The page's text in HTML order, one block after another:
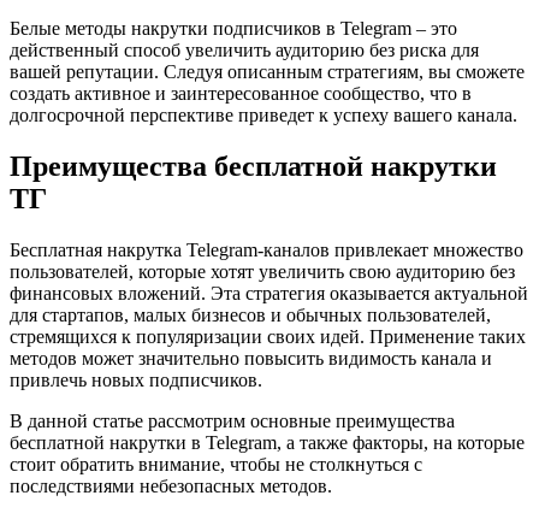
Белые методы накрутки подписчиков в Telegram – это
действенный способ увеличить аудиторию без риска для
вашей репутации. Следуя описанным стратегиям, вы сможете
создать активное и заинтересованное сообщество, что в
долгосрочной перспективе приведет к успеху вашего канала.
Преимущества бесплатной накрутки
ТГ
Бесплатная накрутка Telegram-каналов привлекает множество
пользователей, которые хотят увеличить свою аудиторию без
финансовых вложений. Эта стратегия оказывается актуальной
для стартапов, малых бизнесов и обычных пользователей,
стремящихся к популяризации своих идей. Применение таких
методов может значительно повысить видимость канала и
привлечь новых подписчиков.
В данной статье рассмотрим основные преимущества
бесплатной накрутки в Telegram, а также факторы, на которые
стоит обратить внимание, чтобы не столкнуться с
последствиями небезопасных методов.